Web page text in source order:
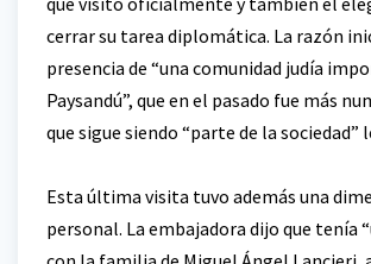
cerrar su tarea diplomática. La razón
presencia de “una comunidad judía
Paysandú”, que en el pasado fue más
que sigue siendo “parte de la sociedad”
Esta última visita tuvo además una
personal. La embajadora dijo que tenía